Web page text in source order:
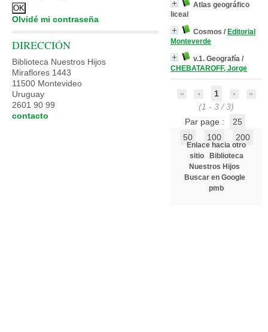
Atlas geográfico
liceal
Cosmos / Editorial
Monteverde
v.1. Geografía /
CHEBATAROFF, Jorge
1
(1 - 3 / 3)
Par page :
25
50
100 200
Enlace hacia otro
sitio
Biblioteca
Nuestros Hijos
Buscar en Google
pmb
Olvidé mi contraseña
DIRECCIÓN
Biblioteca Nuestros Hijos
Miraflores 1443
11500 Montevideo
Uruguay
2601 90 99
contacto